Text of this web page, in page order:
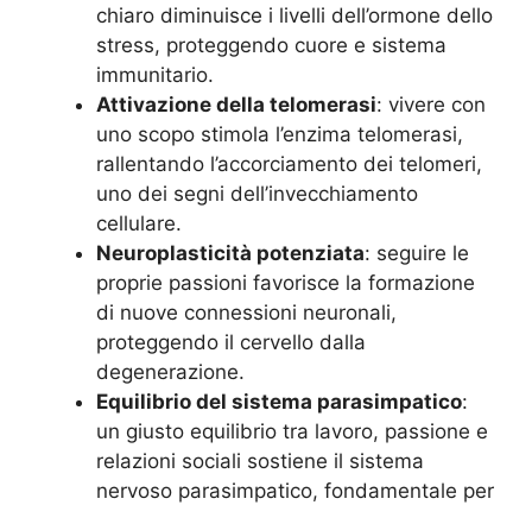
chiaro diminuisce i livelli dell’ormone dello
stress, proteggendo cuore e sistema
immunitario.
Attivazione della telomerasi: vivere con
uno scopo stimola l’enzima telomerasi,
rallentando l’accorciamento dei telomeri,
uno dei segni dell’invecchiamento
cellulare.
Neuroplasticità potenziata: seguire le
proprie passioni favorisce la formazione
di nuove connessioni neuronali,
proteggendo il cervello dalla
degenerazione.
Equilibrio del sistema parasimpatico:
un giusto equilibrio tra lavoro, passione e
relazioni sociali sostiene il sistema
nervoso parasimpatico, fondamentale per